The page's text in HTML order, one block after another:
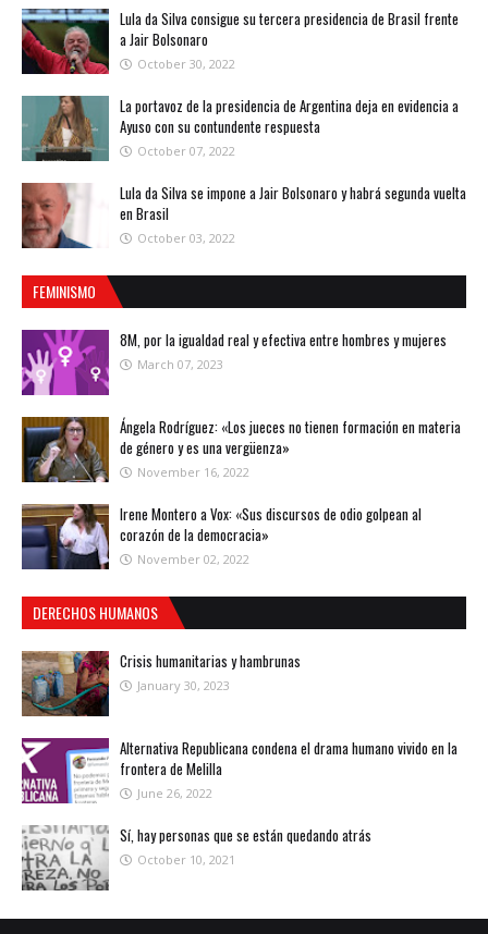
Lula da Silva consigue su tercera presidencia de Brasil frente
a Jair Bolsonaro
October 30, 2022
La portavoz de la presidencia de Argentina deja en evidencia a
Ayuso con su contundente respuesta
October 07, 2022
Lula da Silva se impone a Jair Bolsonaro y habrá segunda vuelta
en Brasil
October 03, 2022
FEMINISMO
8M, por la igualdad real y efectiva entre hombres y mujeres
March 07, 2023
Ángela Rodríguez: «Los jueces no tienen formación en materia
de género y es una vergüenza»
November 16, 2022
Irene Montero a Vox: «Sus discursos de odio golpean al
corazón de la democracia»
November 02, 2022
DERECHOS HUMANOS
Crisis humanitarias y hambrunas
January 30, 2023
Alternativa Republicana condena el drama humano vivido en la
frontera de Melilla
June 26, 2022
Sí, hay personas que se están quedando atrás
October 10, 2021